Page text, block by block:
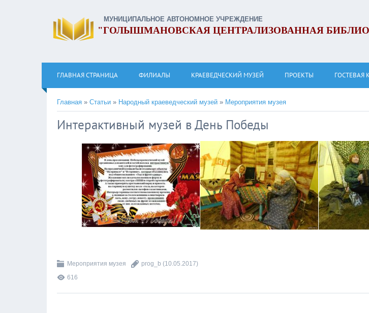
МУНИЦИПАЛЬНОЕ АВТОНОМНОЕ УЧРЕЖДЕНИЕ
"ГОЛЫШМАНОВСКАЯ ЦЕНТРАЛИЗОВАННАЯ
ГЛАВНАЯ СТРАНИЦА ФИЛИАЛЫ КРАЕВЕДЧЕСКИЙ МУЗЕЙ ПРОЕКТЫ ГОСТЕВАЯ
Главная » Статьи » Народный краеведческий музей » Мероприятия музея
Интерактивный музей в День Победы
Мероприятия музея prog_b (10.05.2017)
616